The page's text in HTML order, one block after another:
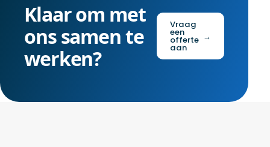
Klaar om met
ons samen te
werken?
Vraag
een
offerte
aan
→